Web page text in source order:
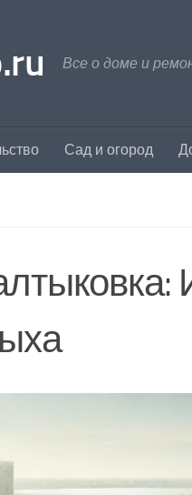
Все о доме и
Сад и огород